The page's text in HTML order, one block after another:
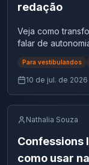
redação
Veja como
falar de
família e papéis
Para vestibulandos
10 de jul. de 2026
Nathalia Souza
Confessions
como usar